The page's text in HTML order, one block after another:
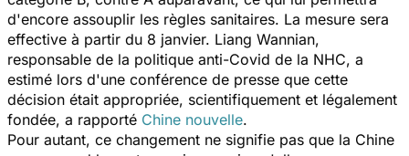
d'encore assouplir les règles sanitaires. La mesure sera
effective à partir du 8 janvier. Liang Wannian,
responsable de la politique anti-Covid de la NHC, a
estimé lors d'une conférence de presse que cette
décision était appropriée, scientifiquement et légalement
fondée, a rapporté Chine nouvelle.
Pour autant, ce changement ne signifie pas que la Chine